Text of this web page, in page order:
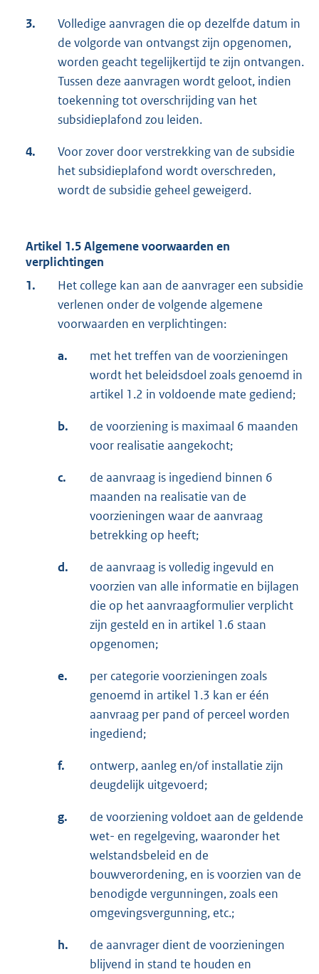
3.
Volledige aanvragen die op dezelfde datum in
de volgorde van ontvangst zijn opgenomen,
worden geacht tegelijkertijd te zijn ontvangen.
Tussen deze aanvragen wordt geloot, indien
toekenning tot overschrijding van het
subsidieplafond zou leiden.
4.
Voor zover door verstrekking van de subsidie
het subsidieplafond wordt overschreden,
wordt de subsidie geheel geweigerd.
Artikel 1.5 Algemene voorwaarden en
verplichtingen
1.
Het college kan aan de aanvrager een subsidie
verlenen onder de volgende algemene
voorwaarden en verplichtingen:
a.
met het treffen van de voorzieningen
wordt het beleidsdoel zoals genoemd in
artikel 1.2 in voldoende mate gediend;
b.
de voorziening is maximaal 6 maanden
voor realisatie aangekocht;
c.
de aanvraag is ingediend binnen 6
maanden na realisatie van de
voorzieningen waar de aanvraag
betrekking op heeft;
d.
de aanvraag is volledig ingevuld en
voorzien van alle informatie en bijlagen
die op het aanvraagformulier verplicht
zijn gesteld en in artikel 1.6 staan
opgenomen;
e.
per categorie voorzieningen zoals
genoemd in artikel 1.3 kan er één
aanvraag per pand of perceel worden
ingediend;
f.
ontwerp, aanleg en/of installatie zijn
deugdelijk uitgevoerd;
g.
de voorziening voldoet aan de geldende
wet- en regelgeving, waaronder het
welstandsbeleid en de
bouwverordening, en is voorzien van de
benodigde vergunningen, zoals een
omgevingsvergunning, etc.;
h.
de aanvrager dient de voorzieningen
blijvend in stand te houden en